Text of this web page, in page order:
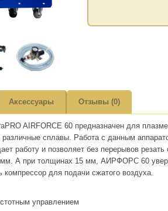
Аксессуары Отзывы (0)
AIRFORCE 60 предназначен для
сплавы. Работа с данным
работу и позволяет без перерывов
А при толщинах 15 мм, АИРФОРС 60
для подачи сжатого воздуха.
управлением